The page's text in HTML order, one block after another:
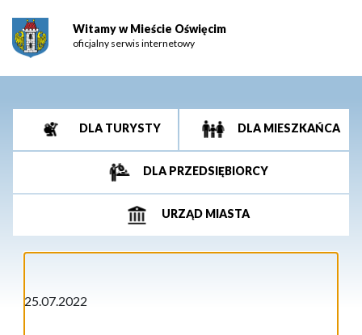
Witamy w Mieście Oświęcim
oficjalny serwis internetowy
DLA TURYSTY DLA MIESZKAŃCA
DLA PRZEDSIĘBIORCY
URZĄD MIASTA
25.07.2022